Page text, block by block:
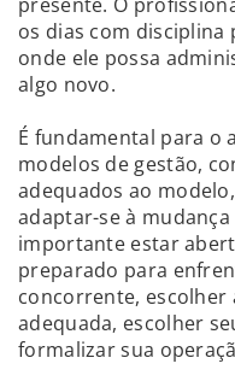
os dias com disciplina
onde ele possa
algo novo.
É fundamental para o
modelos de gestão,
adequados ao
adaptar-se à
importante estar
preparado para
concorrente, escolher
adequada, escolher
formalizar sua